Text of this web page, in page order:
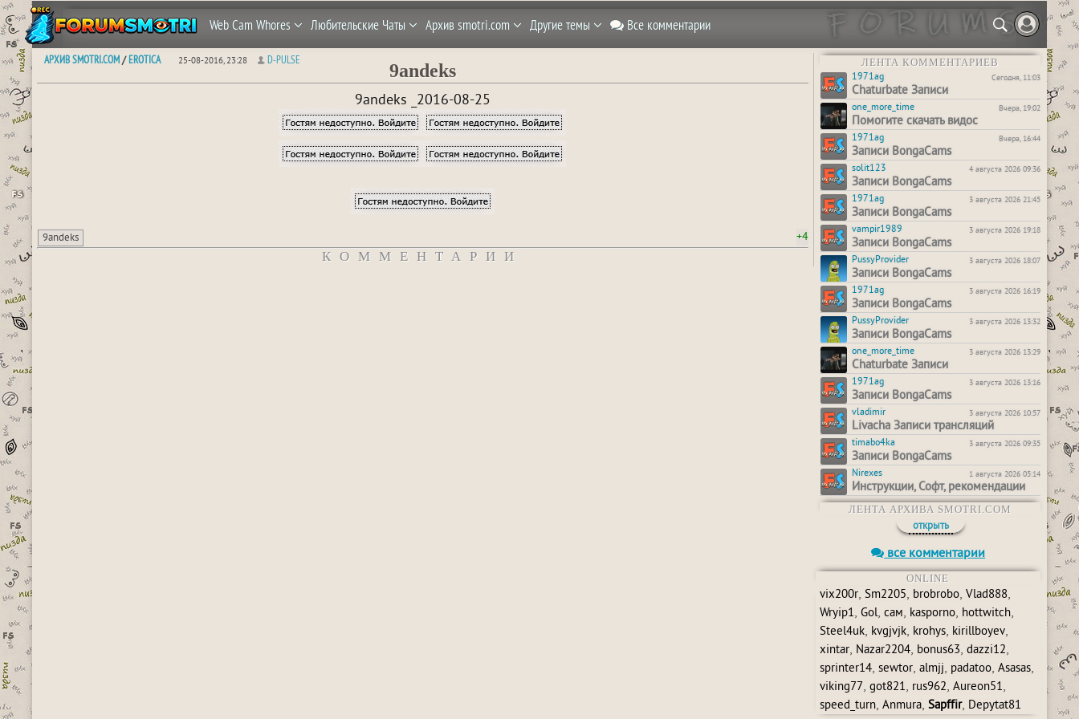
Web Cam Whores Любительские Чаты Архив smotri.com Другие темы Все комментарии
АРХИВ SMOTRI.COM/EROTICA 25-08-2016, 23:28 D-PULSE
9andeks
9andeks _2016-08-25
9andeks +4
КОММЕНТАРИИ
ЛЕНТА КОММЕНТАРИЕВ
1971ag
Сегодня, 11:03
Chaturbate Записи
one_more_time Вчера, 19:02
Помогите скачать видос
1971ag Вчера, 16:44
Записи BongaCams
solit123 4 августа 2026 09:36
Записи BongaCams
1971ag 3 августа 2026 21:45
Записи BongaCams
vampir1989 3 августа 2026 19:18
Записи BongaCams
PussyProvider 3 августа 2026 18:07
Записи BongaCams
1971ag 3 августа 2026 16:19
Записи BongaCams
PussyProvider 3 августа 2026 13:32
Записи BongaCams
one_more_time 3 августа 2026 13:29
Chaturbate Записи
1971ag 3 августа 2026 13:16
Записи BongaCams
vladimir 3 августа 2026 10:57
Livacha Записи трансляций
timabo4ka 3 августа 2026 09:35
Записи BongaCams
Nirexes 1 августа 2026 05:14
Инструкции, Софт, рекомендации
ЛЕНТА АРХИВА SMOTRI.COM
открыть
все комментарии
ONLINE
vix200r, Sm2205, brobrobo, Vlad888,
Wryip1, Gol, сам, kasporno, hottwitch,
Steel4uk, kvgjvjk, krohys, kirillboyev,
xintar, Nazar2204, bonus63, dazzi12,
sprinter14, sewtor, almjj, padatoo, Asasas,
viking77, got821, rus962, Aureon51,
speed_turn, Anmura, Sapffir, Depytat81